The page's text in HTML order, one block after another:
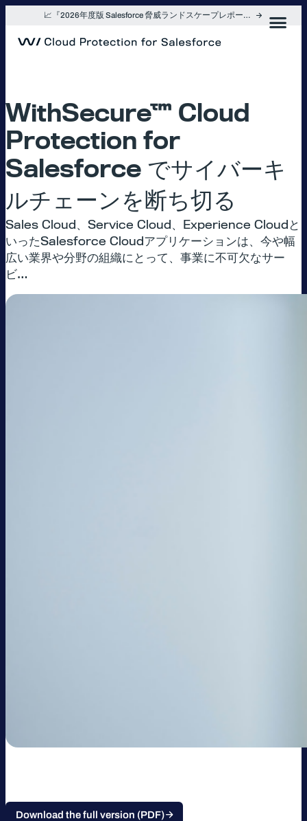
プ
📈『2026年度版 Salesforce 脅威ランドスケープレポート』を入手
WithSecure™ Cloud
Protection for
Salesforce でサイバーキ
ルチェーンを断ち切る
Sales Cloud、Service Cloud、Experience Cloudと
いったSalesforce Cloudアプリケーションは、今や幅
広い業界や分野の組織にとって、事業に不可欠なサー
ビ…
Download the full version (PDF)